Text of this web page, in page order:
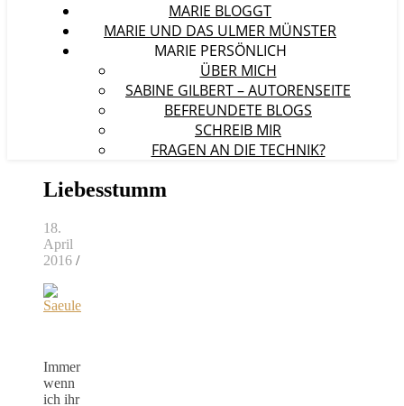
MARIE BLOGGT
MARIE UND DAS ULMER MÜNSTER
MARIE PERSÖNLICH
ÜBER MICH
SABINE GILBERT – AUTORENSEITE
BEFREUNDETE BLOGS
SCHREIB MIR
FRAGEN AN DIE TECHNIK?
Liebesstumm
18.
April
2016 /
Immer
wenn
ich ihr